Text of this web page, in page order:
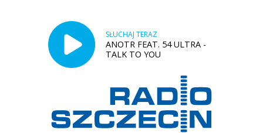
SŁUCHAJ TERAZ
ANOTR FEAT. 54 ULTRA -
TALK TO YOU